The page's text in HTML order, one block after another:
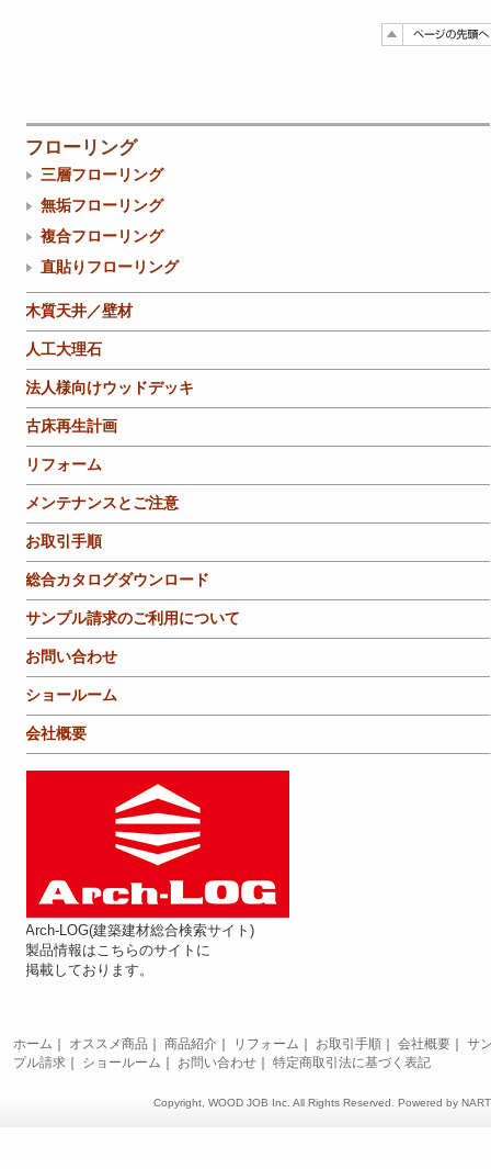
フローリング
三層フローリング
無垢フローリング
複合フローリング
直貼りフローリング
木質天井／壁材
人工大理石
法人様向けウッドデッキ
古床再生計画
リフォーム
メンテナンスとご注意
お取引手順
総合カタログダウンロード
サンプル請求のご利用について
お問い合わせ
ショールーム
会社概要
Arch-LOG(建築建材総合検索サイト)
製品情報はこちらのサイトに
掲載しております。
ホーム オススメ商品 商品紹介｜ リフォーム お取引手順｜ 会社概要｜
サ
プル請求｜ ショールーム お問い合わせ｜ 特定商取引法に基づく表記
Copyright, WOOD JOB Inc. All Rights Reserved. Powered by